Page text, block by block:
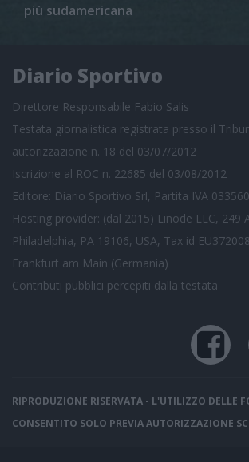
più sudamericana
Diario Sportivo
Direttore Responsabile Fabio Salis
Testata giornalistica registrata presso il
autorizzazione n. 18 del 03/07/2012
Iscrizione al ROC n. 22685 del 03/08/2012
Editore: Diario Sportivo Srl, Partita IVA
Hosting provider: (dal 2015) Linode LLC, 249
Philadelphia, PA 19106, USA, Tax id
Frankfurt am Main (Germania)
Contributi pubblici percepiti dalla testata
RIPRODUZIONE RISERVATA - L'UTILIZZO DELLE
CONSENTITO SOLO PREVIA AUTORIZZAZIONE